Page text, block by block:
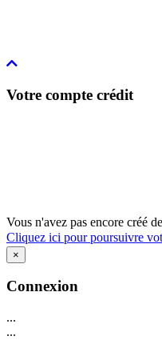
Votre compte crédit
Vous n'avez pas encore créé
Cliquez ici pour poursuivre
×
Connexion
...
...